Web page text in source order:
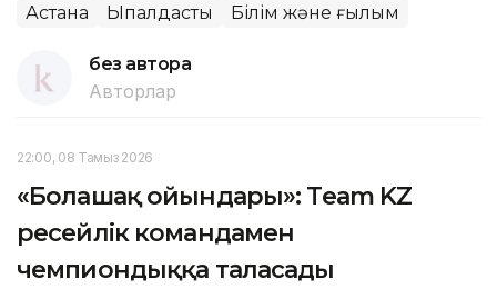
Астана Ықпалдастық Білім және ғылым
без автора
Авторлар
22:00, 08 Тамыз 2026
«Болашақ ойындары»: Team KZ
ресейлік командамен
чемпиондыққа таласады